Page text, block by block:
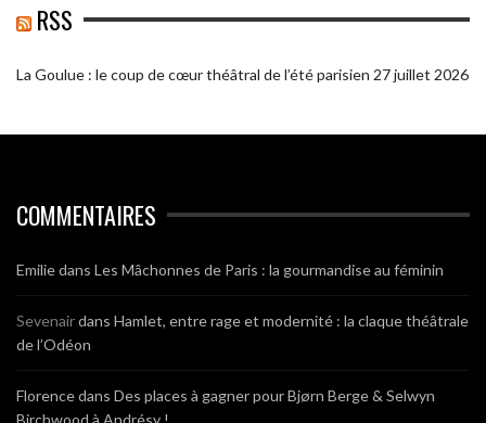
RSS
La Goulue : le coup de cœur théâtral de l’été parisien 27 juillet 2026
COMMENTAIRES
Emiliedans Les Mâchonnes de Paris : la gourmandise au féminin
Sevenairdans Hamlet, entre rage et modernité : la claque théâtrale
de l’Odéon
Florencedans Des places à gagner pour Bjørn Berge & Selwyn
Birchwood à Andrésy !